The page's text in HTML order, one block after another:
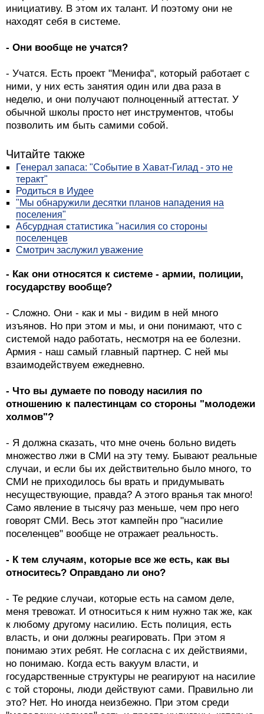
инициативу. В этом их талант. И поэтому они не
находят себя в системе.
- Они вообще не учатся?
- Учатся. Есть проект "Менифа", который работает с
ними, у них есть занятия один или два раза в
неделю, и они получают полноценный аттестат. У
обычной школы просто нет инструментов, чтобы
позволить им быть самими собой.
Читайте также
Генерал запаса: "Событие в Хават-Гилад - это не
теракт"
Родиться в Иудее
"Мы обнаружили десятки планов нападения на
поселения"
Абсурдная статистика "насилия со стороны
поселенцев
Смотрич заслужил уважение
- Как они относятся к системе - армии, полиции,
государству вообще?
- Сложно. Они - как и мы - видим в ней много
изъянов. Но при этом и мы, и они понимают, что с
системой надо работать, несмотря на ее болезни.
Армия - наш самый главный партнер. С ней мы
взаимодействуем ежедневно.
- Что вы думаете по поводу насилия по
отношению к палестинцам со стороны "молодежи
холмов"?
- Я должна сказать, что мне очень больно видеть
множество лжи в СМИ на эту тему. Бывают реальные
случаи, и если бы их действительно было много, то
СМИ не приходилось бы врать и придумывать
несуществующие, правда? А этого вранья так много!
Само явление в тысячу раз меньше, чем про него
говорят СМИ. Весь этот кампейн про "насилие
поселенцев" вообще не отражает реальность.
- К тем случаям, которые все же есть, как вы
относитесь? Оправдано ли оно?
- Те редкие случаи, которые есть на самом деле,
меня тревожат. И относиться к ним нужно так же, как
к любому другому насилию. Есть полиция, есть
власть, и они должны реагировать. При этом я
понимаю этих ребят. Не согласна с их действиями,
но понимаю. Когда есть вакуум власти, и
государственные структуры не реагируют на насилие
с той стороны, люди действуют сами. Правильно ли
это? Нет. Но иногда неизбежно. При этом среди